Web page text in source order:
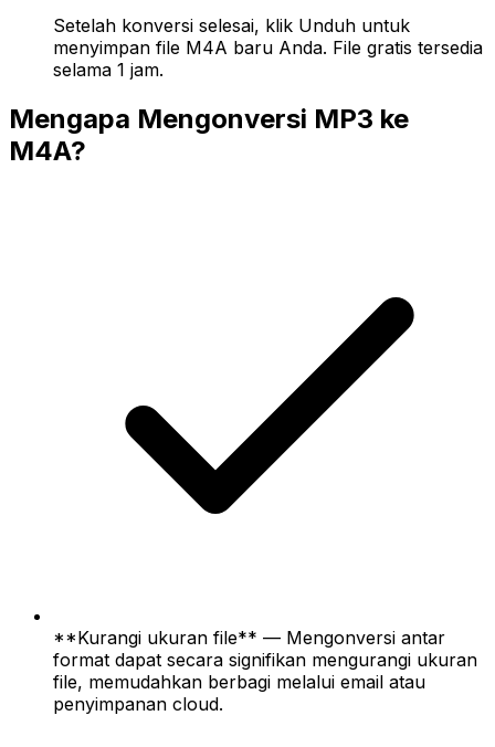
Setelah konversi selesai, klik Unduh untuk
menyimpan file M4A baru Anda. File gratis tersedia
selama 1 jam.
Mengapa Mengonversi MP3 ke
M4A?
**Kurangi ukuran file** — Mengonversi antar
format dapat secara signifikan mengurangi ukuran
file, memudahkan berbagi melalui email atau
penyimpanan cloud.